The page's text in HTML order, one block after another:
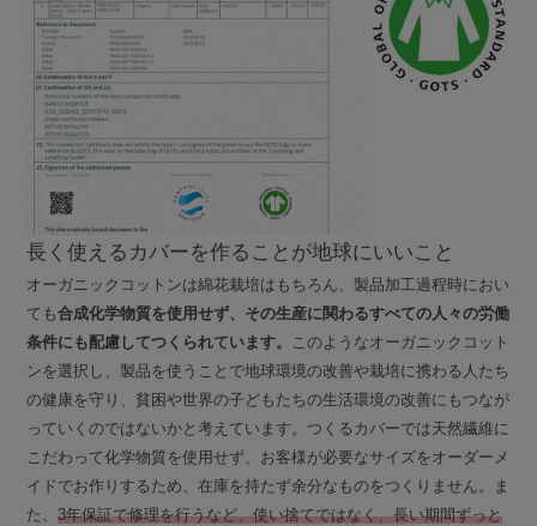
長く使えるカバーを作ることが地球にいいこと
オーガニックコットンは綿花栽培はもちろん、製品加工過程時におい
ても合成化学物質を使用せず、その生産に関わるすべての人々の労働
条件にも配慮してつくられています。
このようなオーガニックコット
ンを選択し、製品を使うことで地球環境の改善や栽培に携わる人たち
の健康を守り、貧困や世界の子どもたちの生活環境の改善にもつなが
っていくのではないかと考えています。つくるカバーでは天然繊維に
こだわって化学物質を使用せず、お客様が必要なサイズをオーダーメ
イドでお作りするため、在庫を持たず余分なものをつくりません。ま
た、3年保証で修理を行うなど、使い捨てではなく、長い期間ずっと